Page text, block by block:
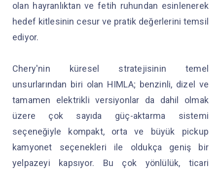
olan hayranlıktan ve fetih ruhundan esinlenerek
hedef kitlesinin cesur ve pratik değerlerini temsil
ediyor.
Chery'nin küresel stratejisinin temel
unsurlarından biri olan HIMLA; benzinli, dizel ve
tamamen elektrikli versiyonlar da dahil olmak
üzere çok sayıda güç-aktarma sistemi
seçeneğiyle kompakt, orta ve büyük pickup
kamyonet seçenekleri ile oldukça geniş bir
yelpazeyi kapsıyor. Bu çok yönlülük, ticari